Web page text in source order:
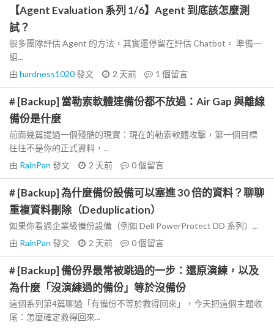
【Agent Evaluation 系列 1/6】Agent 到底該怎麼測
試？
很多團隊評估 Agent 的方法，其實還停留在評估 Chatbot。 準備一
組...
由 hardness1020發文 2 天前 1 個留言
# [Backup] 當勒索軟體連備份都不放過：Air Gap 與離線
備份是什麼
前面幾篇提過一個殘酷的現實：現在的勒索軟體攻擊，第一個目標
往往不是你的正式資料，...
由 RainPan 發文 2 天前 0個留言
# [Backup] 為什麼備份設備可以塞進 30 倍的資料？聊聊
重複資料刪除（Deduplication）
如果你看過企業級備份設備（例如 Dell PowerProtect DD 系列）...
由 RainPan 發文 2 天前 0個留言
# [Backup] 備份界最常被跳過的一步：還原演練，以及
為什麼「沒演練過的備份」等於沒備份
這個系列第4篇聊過「有備份不等於救得回來」，今天把這個主題收
尾：怎麼確定救得回來...